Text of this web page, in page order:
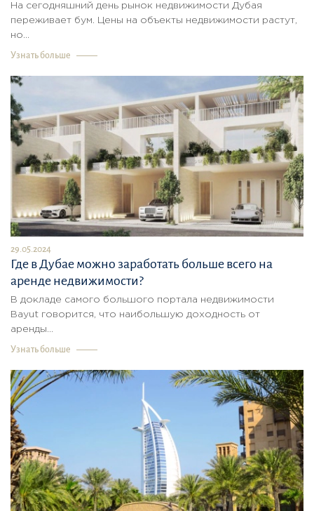
На сегодняшний день рынок недвижимости Дубая
переживает бум. Цены на объекты недвижимости растут,
но...
Узнать больше
29.05.2024
Где в Дубае можно заработать больше всего на
аренде недвижимости?
В докладе самого большого портала недвижимости
Bayut говорится, что наибольшую доходность от
аренды...
Узнать больше